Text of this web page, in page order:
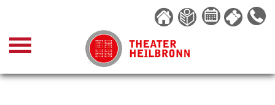
content